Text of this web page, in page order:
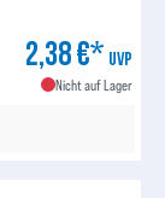
2,38 €* UVP
Nicht auf Lager